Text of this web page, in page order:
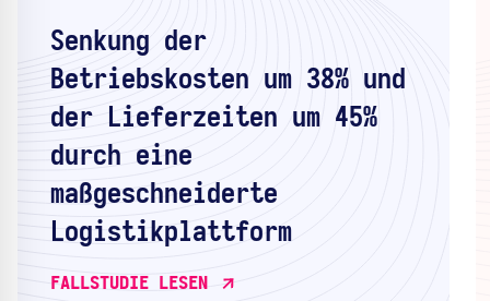
Senkung der
Betriebskosten um 38% und
der Lieferzeiten um 45%
durch eine
maßgeschneiderte
Logistikplattform
FALLSTUDIE LESEN